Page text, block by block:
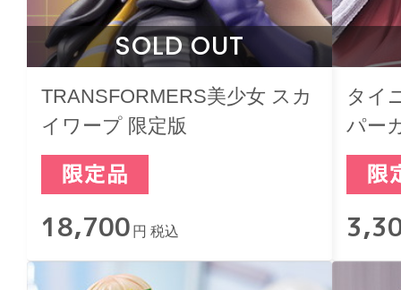
SOLD OUT
TRANSFORMERS美少女 スカ
イワープ 限定版
18,700 円 税込
タイ
パー